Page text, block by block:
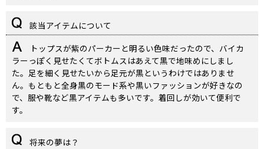
該当アイテムについて
トップスが紫のパーカーと明るい色味だったので、バイカ
ラーっぽく見せたくてボトムスはあえて黒で地味めにしまし
た。足を細く見せたいから足元が黒というわけではありませ
ん。もともと全身黒のモード系や黒いファッションが好きなの
で、服や靴など黒アイテムも多いです。着回しが効いて便利で
す。
将来の夢は？